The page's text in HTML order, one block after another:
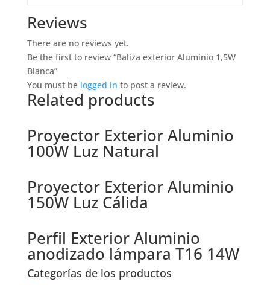
Reviews
There are no reviews yet.
Be the first to review “Baliza exterior Aluminio 1,5W
Blanca”
You must be logged in to post a review.
Related products
Proyector Exterior Aluminio
100W Luz Natural
Proyector Exterior Aluminio
150W Luz Cálida
Perfil Exterior Aluminio
anodizado lámpara T16 14W
Categorías de los productos